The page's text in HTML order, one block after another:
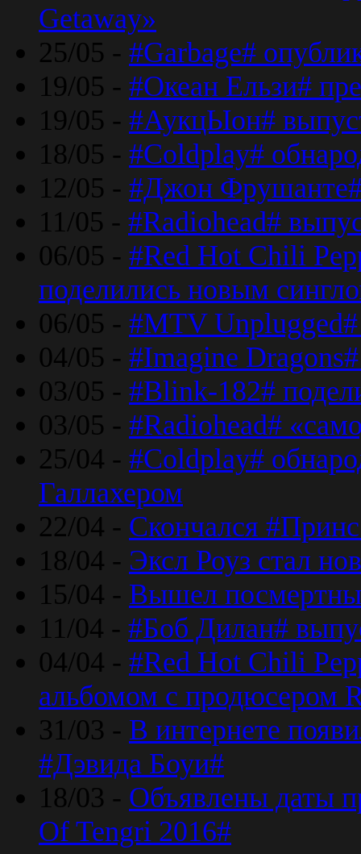
Getaway»
25/05 - #Garbage#
19/05 - #Океан Ельзи#
19/05 - #АукцЫон#
18/05 - #Coldplay#
12/05 - #Джон
11/05 - #Radiohead#
06/05 - #Red Hot Chili
поделились новым
06/05 - #MTV Unplugged#
04/05 - #Imagine
03/05 - #Blink-182#
03/05 - #Radiohead#
25/04 - #Coldplay#
Галлахером
22/04 - Скончался
18/04 - Эксл Роуз стал
15/04 - Вышел
11/04 - #Боб Дилан#
04/04 - #Red Hot Chili
альбомом с продюсером
31/03 - В интернете
#Дэвида Боуи#
18/03 - Объявлены даты
Of Tengri 2016#